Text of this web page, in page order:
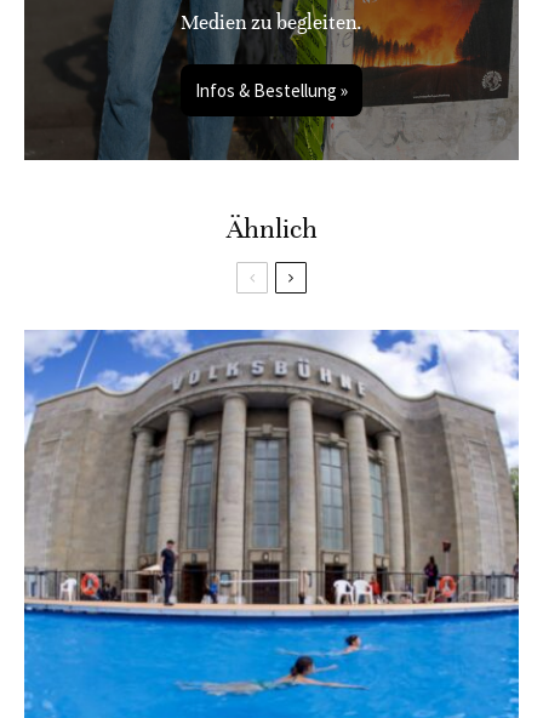
Medien zu begleiten.
Infos & Bestellung »
Ähnlich